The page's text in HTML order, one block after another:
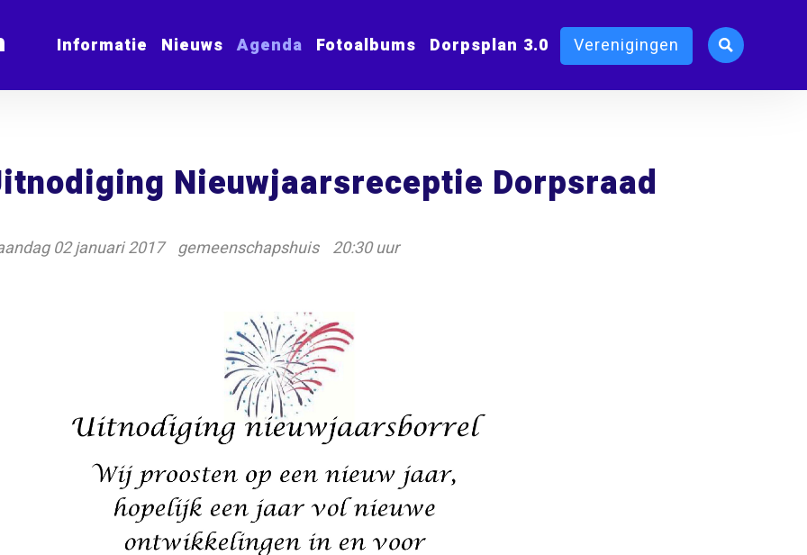
Informatie Nieuws Agenda Fotoalbums Dorpsplan 3.0 Verenigingen
Nieuwjaarsreceptie Dorpsraad
02 januari 2017 gemeenschapshuis 20:30 uur